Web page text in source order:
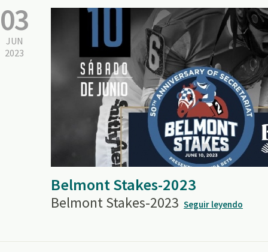
03
JUN
2023
Belmont Stakes-2023
Belmont Stakes-2023 Seguir leyendo